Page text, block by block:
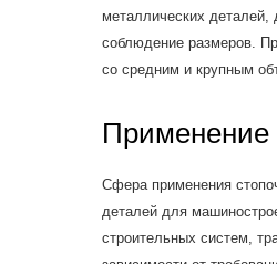
металлических деталей,
соблюдение размеров.
со средним и крупным
Применение
Сфера применения
деталей для
строительных систем,